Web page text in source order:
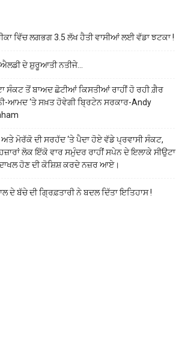
ਵਿੱਚ ਲਗਭਗ 3.5 ਲੱਖ ਹੈਤੀ ਵਾਸੀਆਂ ਲਈ ਵੱਡਾ ਝਟਕਾ !
ਦੇ ਸ਼ੁਰੂਆਤੀ ਨਤੀਜੇ…
ਸੰਕਟ ਤੋਂ ਬਾਅਦ ਛੋਟੀਆਂ ਕਿਸਤੀਆਂ ਰਾਹੀਂ ਹੋ ਰਹੀ ਗ਼ੈਰ
ਆਮਦ ‘ਤੇ ਸਖ਼ਤ ਹੋਵੇਗੀ ਬ੍ਰਿਟੇਨ ਸਰਕਾਰ-Andy
ਮੋਰੱਕੋ ਦੀ ਸਰਹੱਦ ‘ਤੇ ਪੈਦਾ ਹੋਏ ਵੱਡੇ ਪ੍ਰਵਾਸੀ ਸੰਕਟ,
ਲੋਕ ਇੱਕੋ ਵਾਰ ਸਮੁੰਦਰ ਰਾਹੀਂ ਸਪੇਨ ਦੇ ਇਲਾਕੇ ਸੀਉਟਾ
ਹੋਣ ਦੀ ਕੋਸ਼ਿਸ਼ ਕਰਦੇ ਨਜ਼ਰ ਆਏ।
ਦੇ ਬੱਚੇ ਦੀ ਗ੍ਰਿਫ਼ਤਾਰੀ ਨੇ ਬਦਲ ਦਿੱਤਾ ਇਤਿਹਾਸ !